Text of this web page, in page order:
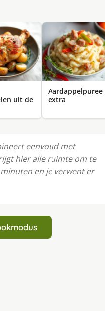
uit de
Aardappelpuree
extra
eenvoud met
hier alle ruimte om te
en je verwent er